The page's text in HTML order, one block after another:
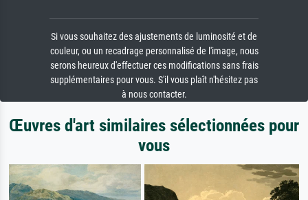
Si vous souhaitez des ajustements de luminosité et de
couleur, ou un recadrage personnalisé de l'image, nous
serons heureux d'effectuer ces modifications sans frais
supplémentaires pour vous. S'il vous plaît n'hésitez pas
à nous contacter.
Œuvres d'art similaires sélectionnées pour
vous